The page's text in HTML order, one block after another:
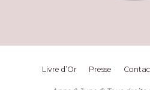
Livre d’Or Presse